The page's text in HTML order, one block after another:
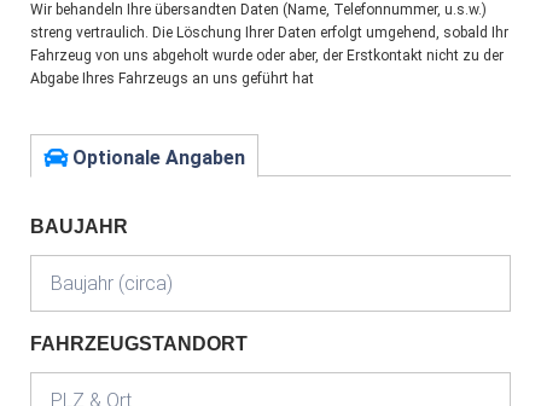
Wir behandeln Ihre übersandten Daten (Name, Telefonnummer, u.s.w.)
streng vertraulich. Die Löschung Ihrer Daten erfolgt umgehend, sobald Ihr
Fahrzeug von uns abgeholt wurde oder aber, der Erstkontakt nicht zu der
Abgabe Ihres Fahrzeugs an uns geführt hat
Optionale Angaben
BAUJAHR
FAHRZEUGSTANDORT